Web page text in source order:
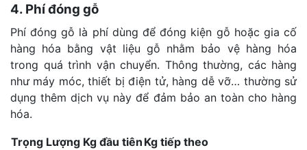
4. Phí đóng gỗ
Phí đóng gỗ là phí dùng để đóng kiện gỗ hoặc gia cố
hàng hóa bằng vật liệu gỗ nhằm bảo vệ hàng hóa
trong quá trình vận chuyển. Thông thường, các hàng
như máy móc, thiết bị điện tử, hàng dễ vỡ… thường sử
dụng thêm dịch vụ này để đảm bảo an toàn cho hàng
hóa.
Trọng Lượng Kg đầu tiên Kg tiếp theo